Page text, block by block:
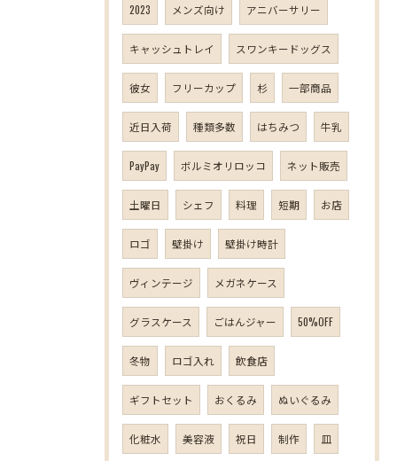
2023 メンズ向け アニバーサリー
キャッシュトレイ スワンキードッグス
彼女 フリーカップ 杉 一部商品
近日入荷 種類多数 はちみつ 牛乳
PayPay ボルミオリロッコ ネット販売
土曜日 シェフ 料理 短期 お店
ロゴ 壁掛け 壁掛け時計
ヴィンテージ メガネケース
グラスケース ごはんジャー 50%OFF
冬物 ロゴ入れ 飲食店
ギフトセット おくるみ ぬいぐるみ
化粧水 美容液 祝日 制作 皿